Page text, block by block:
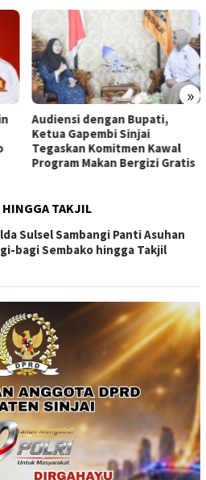
»
Audiensi dengan Bupati,
Ketua Gapembi Sinjai
Tegaskan Komitmen Kawal
Program Makan Bergizi Gratis
TAKJIL
Sulsel Sambangi Panti Asuhan
bagi Sembako hingga Takjil